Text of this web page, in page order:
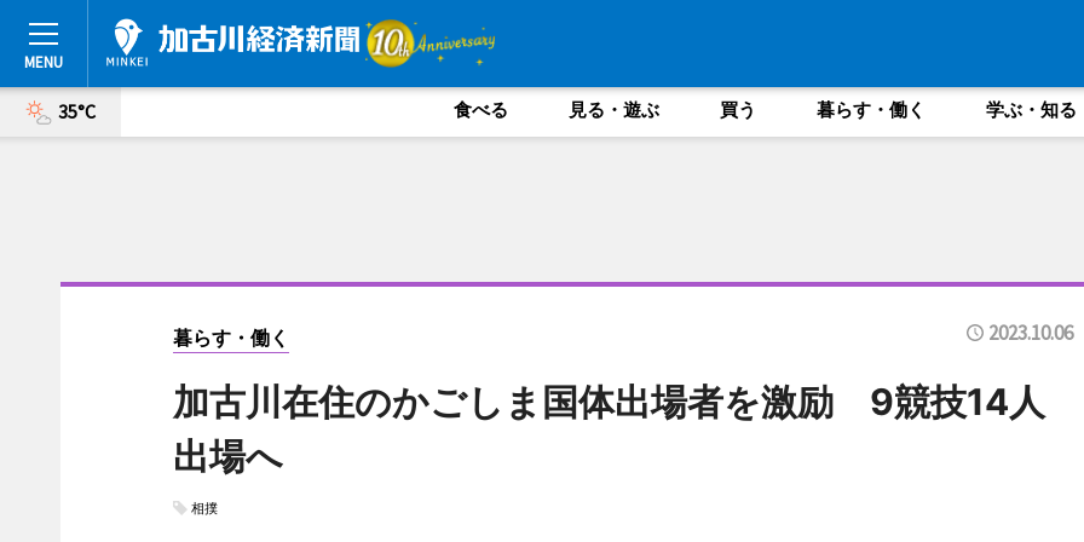
35°C 食べる 見る・遊ぶ 買う 暮らす・働く 学ぶ・知る
暮らす・働く 2023.10.06
加古川在住のかごしま国体出場者を激励 9競技14人
出場へ
相撲